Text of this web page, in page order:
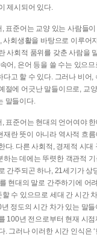
제시되어 있다.
표준어는 교양 있는 사람들
사회생활을 바탕으로 이루어
사회적 품위를 갖춘 사람을
어, 은어 등을 쓸 수는 있으
다고 할 수 있다. 그러나 비어,
절에 어긋난 말들이므로, 교
말들이다.
표준어는 현대의 언어여야 한
재란 뜻이 아니라 역사적 흐
다. 다른 사회적, 경제적 시대
하는 데에는 뚜렷한 객관적
간주되곤 하나, 21세기가 상
현대의 말로 간주하기에 어
수 있으므로 세대 간 시간
정도의 시간 차가 있는 말
100년 전으로부터 현재 시
. 그러나 이러한 시간 인식은